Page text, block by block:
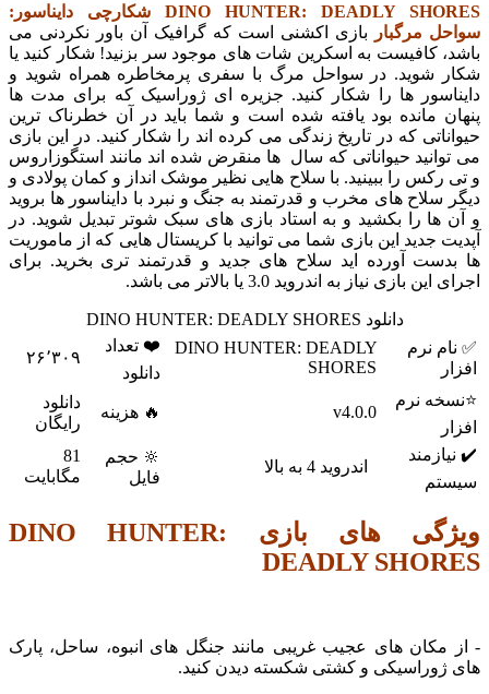
DINO HUNTER: DEADLY
شکارچی دایناسور:
مرگبار بازی اکشنی است که گرافیک آن باور نکردنی می
کافیست به اسکرین شات های موجود سر بزنید! شکار کنید یا
شوید. در سواحل مرگ با سفری پرمخاطره همراه شوید و
ها را شکار کنید. جزیره ای ژوراسیک که برای مدت ها
مانده بود یافته شده است و شما باید در آن خطرناک ترین
که در تاریخ زندگی می کرده اند را شکار کنید. در این بازی
حیواناتی که سال ها منقرض شده اند ماننداستگوزاروس
را ببینید. با سلاح هایی نظیر موشک انداز و کمان پولادی و
های مخرب و قدرتمند به جنگ و نبرد با دایناسور ها بروید
را بکشید و به استاد بازی های سبک شوتر تبدیل شوید. در
جدید این بازی شما می توانید با کریستال هایی که از ماموریت
آورده اید سلاح های جدید و قدرتمند تری بخرید. برای
نیاز به اندروید 3.0 یا بالاتر می باشد.
نرم
DINO HUNTER: DEADLY
SHORES
❤️ تعداد
۲۶٬۳۰۹
نرم
v4.0.0 🔥 هزینه
رایگان
اندروید 4 به بالا
🔆 حجم
81
مگابایت
ویژگی های بازی DINO HUNTER:
DEADLY
های عجیب غریبی مانند جنگل های انبوه، ساحل، پارک
و کشتی شکسته دیدن کنید.